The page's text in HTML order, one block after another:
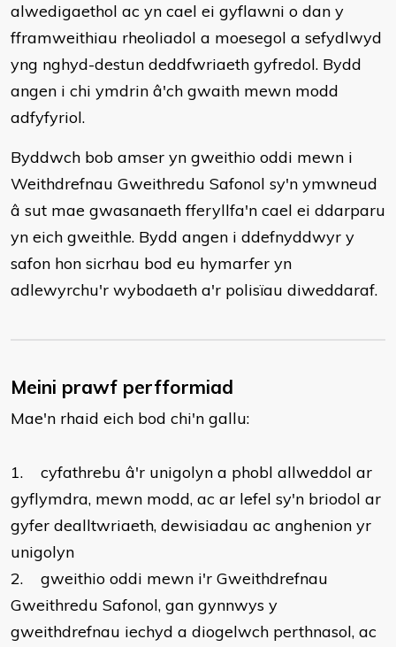
alwedigaethol ac yn cael ei gyflawni o dan y
fframweithiau rheoliadol a moesegol a sefydlwyd
yng nghyd-destun deddfwriaeth gyfredol. Bydd
angen i chi ymdrin â'ch gwaith mewn modd
adfyfyriol.
Byddwch bob amser yn gweithio oddi mewn i
Weithdrefnau Gweithredu Safonol sy'n ymwneud
â sut mae gwasanaeth fferyllfa'n cael ei ddarparu
yn eich gweithle. Bydd angen i ddefnyddwyr y
safon hon sicrhau bod eu hymarfer yn
adlewyrchu'r wybodaeth a'r polisïau diweddaraf.
Meini prawf perfformiad
Mae'n rhaid eich bod chi'n gallu:
​1. cyfathrebu â'r unigolyn a phobl allweddol ar
gyflymdra, mewn modd, ac ar lefel sy'n briodol ar
gyfer dealltwriaeth, dewisiadau ac anghenion yr
unigolyn
2. gweithio oddi mewn i'r Gweithdrefnau
Gweithredu Safonol, gan gynnwys y
gweithdrefnau iechyd a diogelwch perthnasol, ac